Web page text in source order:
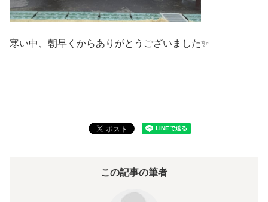
寒い中、朝早くからありがとうございました✨
この記事の筆者